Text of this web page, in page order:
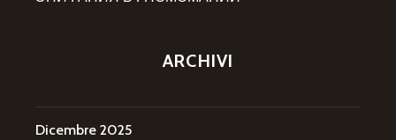
ARCHIVI
Dicembre 2025